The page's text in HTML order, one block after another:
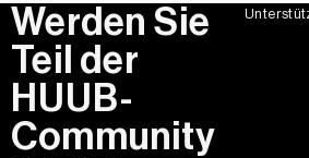
Werden Sie
Teil der
HUUB-
Community